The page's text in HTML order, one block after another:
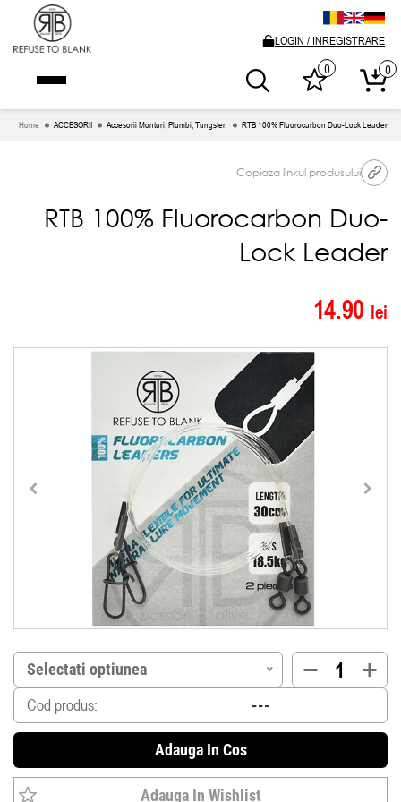
0
0
LOGIN / INREGISTRARE
Home ACCESORII Accesorii Monturi, Plumbi, Tungsten RTB 100% Fluorocarbon Duo-Lock Leader
Copiaza linkul produsului
RTB 100% Fluorocarbon Duo-
Lock Leader
14.90 lei
Selectati optiunea
Cod produs:
Adauga In Cos
Adauga In Wishlist